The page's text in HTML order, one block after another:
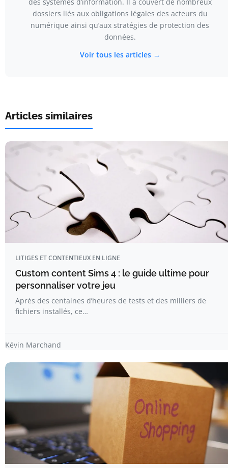
des systèmes d’information. Il a couvert de nombreux
dossiers liés aux obligations légales des acteurs du
numérique ainsi qu’aux stratégies de protection des
données.
Voir tous les articles →
Articles similaires
LITIGES ET CONTENTIEUX EN LIGNE
Custom content Sims 4 : le guide ultime pour
personnaliser votre jeu
Après des centaines d’heures de tests et des milliers de
fichiers installés, ce…
Kévin Marchand